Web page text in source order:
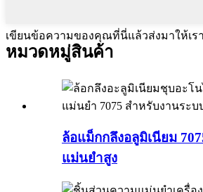
เขียนข้อความของคุณที่นี่แล้วส่งมาให้เรา
หมวดหมู่สินค้า
ล้อแม็กกลึงอลูมิเนียม
แม่นยำสูง